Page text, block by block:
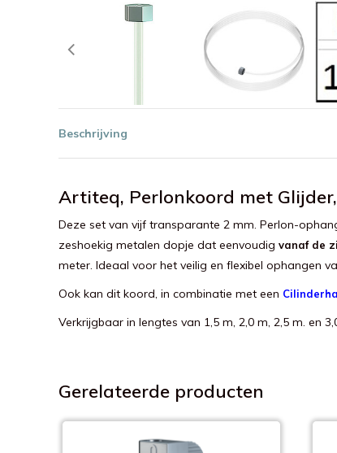
Beschrijving
Artiteq, Perlonkoord met
Deze set van vijf transparante 2 mm. Perlon-
zeshoekig metalen dopje dat eenvoudig vanaf de
meter. Ideaal voor het veilig en flexibel ophangen
Ook kan dit koord, in combinatie met een
Verkrijgbaar in lengtes van 1,5 m, 2,0 m, 2,5 m. en
Gerelateerde producten